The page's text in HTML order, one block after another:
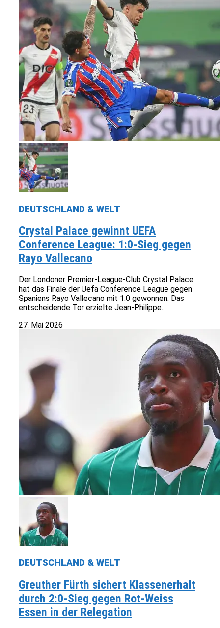
DEUTSCHLAND & WELT
Crystal Palace gewinnt UEFA
Conference League: 1:0-Sieg gegen
Rayo Vallecano
Der Londoner Premier-League-Club Crystal Palace
hat das Finale der Uefa Conference League gegen
Spaniens Rayo Vallecano mit 1:0 gewonnen. Das
entscheidende Tor erzielte Jean-Philippe...
27. Mai 2026
DEUTSCHLAND & WELT
Greuther Fürth sichert Klassenerhalt
durch 2:0-Sieg gegen Rot-Weiss
Essen in der Relegation